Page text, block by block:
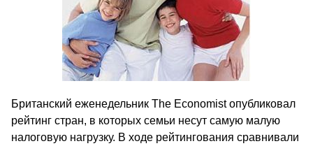
Британский еженедельник The Economist опубликовал
рейтинг стран, в которых семьи несут самую малую
налоговую нагрузку. В ходе рейтингования сравнивали